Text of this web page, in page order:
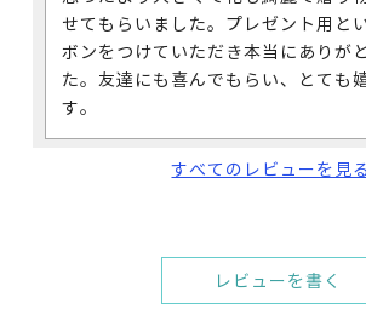
せてもらいました。プレゼント用と
ボンをつけていただき本当にありが
た。友達にも喜んでもらい、とても
す。
長崎県 30代
2021/07/01
すべてのレビューを見る
レビューを書く